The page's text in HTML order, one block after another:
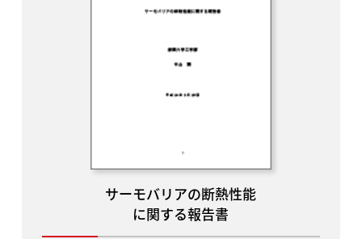
サーモバリアの断熱性能
に関する報告書